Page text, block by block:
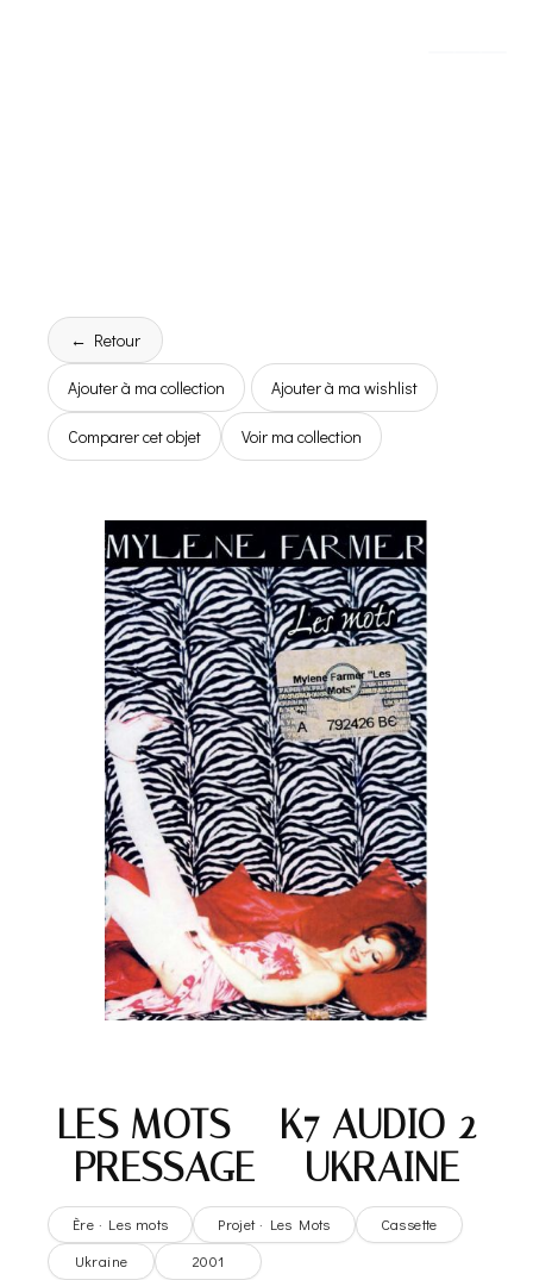
← Retour
Ajouter à ma collection Ajouter à ma wishlist
Comparer cet objet Voir ma collection
LES MOTS – K7 AUDIO 2
PRESSAGE – UKRAINE
Ère · Les mots Projet · Les Mots
Cassette
Ukraine
2001